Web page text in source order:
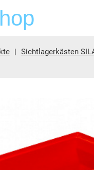
Sichtlagerkästen